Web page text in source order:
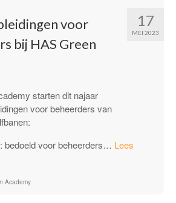
17
MEI 2023
voor
bij HAS Green
starten dit najaar
voor beheerders van
bedoeld voor beheerders… Lees
Academy